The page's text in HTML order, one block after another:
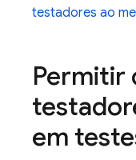
testadores ao
Permitir
em